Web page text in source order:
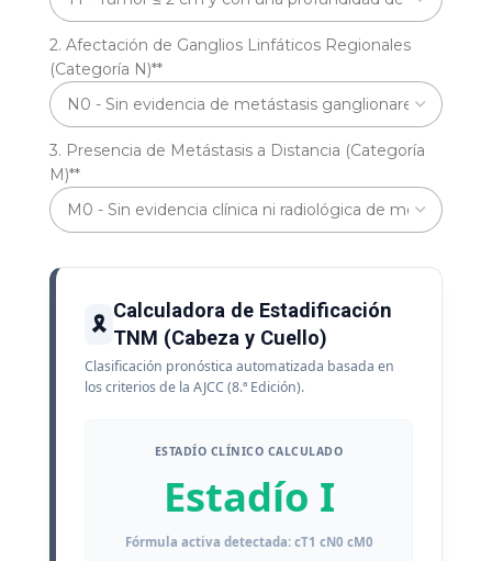
2. Afectación de Ganglios Linfáticos Regionales
(Categoría N)**
3. Presencia de Metástasis a Distancia (Categoría
M)**
🎗️
Calculadora de Estadificación
TNM (Cabeza y Cuello)
Clasificación pronóstica automatizada basada en
los criterios de la AJCC (8.ª Edición).
ESTADÍO CLÍNICO CALCULADO
Estadío I
Fórmula activa detectada: cT1 cN0 cM0